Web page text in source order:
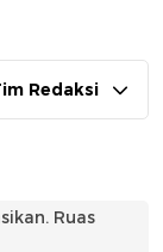
Redaksi
Ruas